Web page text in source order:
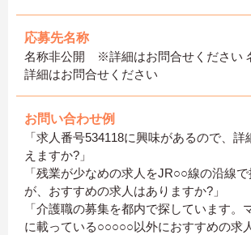
応募先名称
名称非公開 ※詳細はお問合せくださ
詳細はお問合せください
お問い合わせ例
「求人番号534118に興味があるので、詳
えますか?」
「残業が少なめの求人をJR○○線の沿線
が、おすすめの求人はありますか?」
「介護職の募集を都内で探しています。
に載っている○○○○○以外におすすめの求